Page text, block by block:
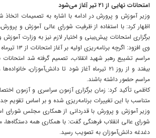
امتحانات نهایی از ۲۱ تیر آغاز می‌شود
وزیر آموزش و پرورش در ادامه با اشاره به تصمیمات اتخاذ
اظهار کرد: با استفاده از ظرفیت شورای عالی آموزش و
برگزاری امتحانات پیش‌بینی و اختیار لازم نیز به وزارت
وی افزود:
مراسم تشییع رهبر شهید انقلاب، تصمیم گرفته شد
بیفتد و از روز ۲۱ تیرماه آغاز شود تا دانش‌آموزان،
مراسم حضور داشته باشند.
کاظمی تأکید کرد: زمان برگزاری آزمون سراسری و آزمون
متناسب با این تغییرات برنامه‌ریزی شده و بر اساس تقویم
وزیر آموزش و پرورش با قدردانی از همکاری مجلس شورای
شورای عالی انقلاب فرهنگی گفت: با همکاری همه
دغدغه دانش‌آموزان به تصویب رسید.